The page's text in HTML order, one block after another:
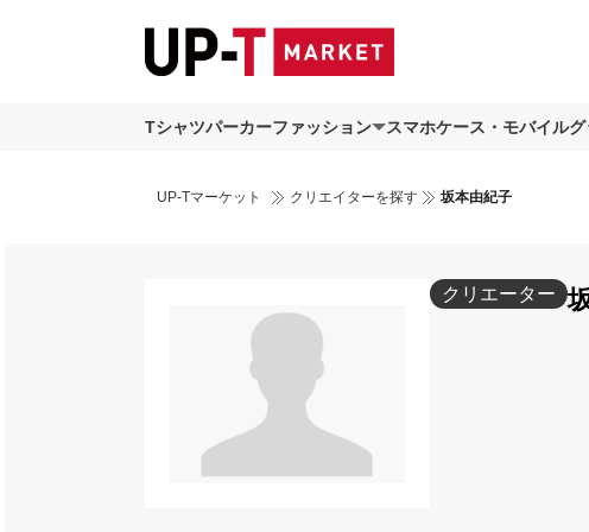
Tシャツパーカーファッション スマホケース・モバイル
UP-Tマーケット クリエイターを探す 坂本由紀子
クリエーター